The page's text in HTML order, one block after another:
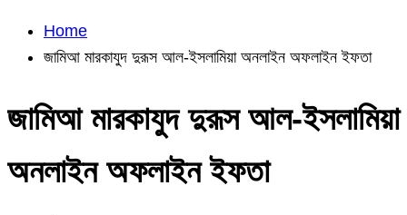
Home
জামিআ মারকাযুদ দুরূস আল-ইসলামিয়া অনলাইন অফলাইন ইফতা
জামিআ মারকাযুদ দুরূস আল-ইসলামিয়া
অনলাইন অফলাইন ইফতা